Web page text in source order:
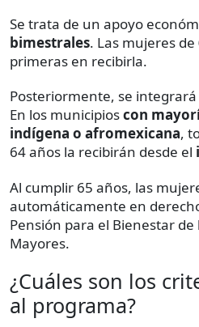
Se trata de un apoyo
bimestrales. Las mujeres de
primeras en recibirla.
Posteriormente, se integrará
En los municipioscon
indígena o afromexicana,
64 años la recibirán desde el
Al cumplir 65 años, las
automáticamente en
Pensión para el Bienestar
Mayores.
¿Cuáles son los
al programa?